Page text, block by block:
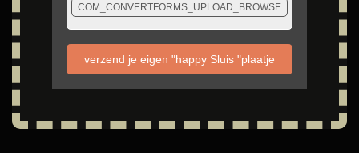
COM_CONVERTFORMS_UPLOAD_BROWSE
verzend je eigen "happy Sluis "plaatje